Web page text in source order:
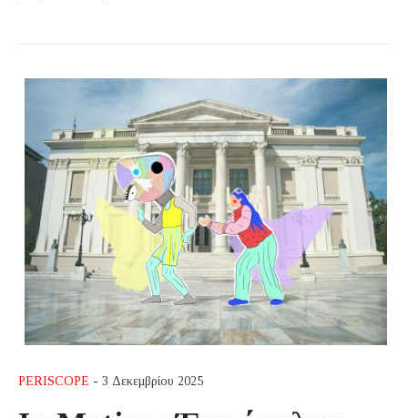
PERISCOPE - 3 Δεκεμβρίου 2025